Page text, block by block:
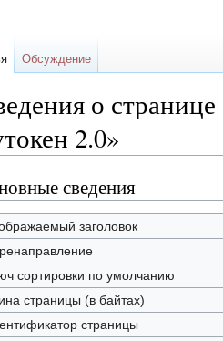
о
2.0»
сведения
заголовок
сортировки по умолчанию
страницы (в байтах)
страницы
Обсуждение